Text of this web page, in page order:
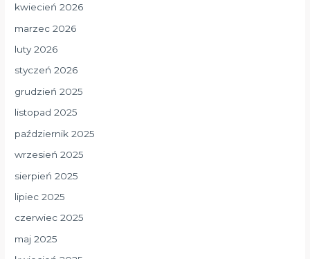
kwiecień 2026
marzec 2026
luty 2026
styczeń 2026
grudzień 2025
listopad 2025
październik 2025
wrzesień 2025
sierpień 2025
lipiec 2025
czerwiec 2025
maj 2025